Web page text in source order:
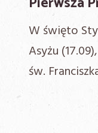
W święto
Asyżu
św.